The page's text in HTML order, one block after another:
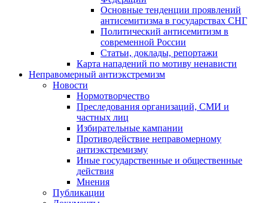
Основные тенденции проявлений
антисемитизма в государствах СНГ
Политический антисемитизм в
современной России
Статьи, доклады, репортажи
Карта нападений по мотиву ненависти
Неправомерный антиэкстремизм
Новости
Нормотворчество
Преследования организаций, СМИ и
частных лиц
Избирательные кампании
Противодействие неправомерному
антиэкстремизму
Иные государственные и общественные
действия
Мнения
Публикации